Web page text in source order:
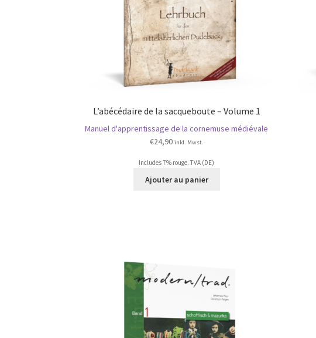
L’abécédaire de la sacqueboute – Volume 1
Manuel d'apprentissage de la cornemuse médiévale
€24,90 inkl. Mwst.
Includes 7% rouge. TVA (DE)
Ajouter au panier